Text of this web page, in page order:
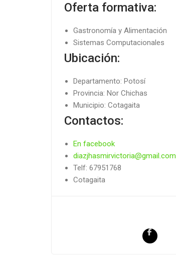
Oferta formativa:
Gastronomía y Alimentación
Sistemas Computacionales
Ubicación:
Departamento: Potosí
Provincia: Nor Chichas
Municipio: Cotagaita
Contactos:
En facebook
diazjhasmirvictoria@gmail.com
Telf: 67951768
Cotagaita